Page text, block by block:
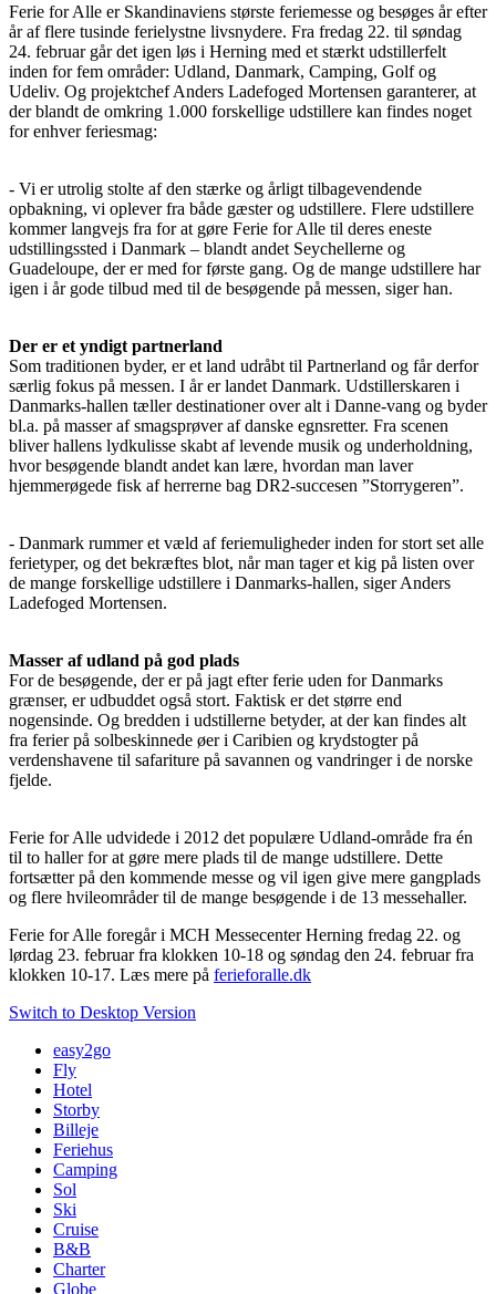
Ferie for Alle er Skandinaviens største feriemesse og besøges år efter
år af flere tusinde ferielystne livsnydere. Fra fredag 22. til søndag
24. februar går det igen løs i Herning med et stærkt udstillerfelt
inden for fem områder: Udland, Danmark, Camping, Golf og
Udeliv. Og projektchef Anders Ladefoged Mortensen garanterer, at
der blandt de omkring 1.000 forskellige udstillere kan findes noget
for enhver feriesmag:
- Vi er utrolig stolte af den stærke og årligt tilbagevendende
opbakning, vi oplever fra både gæster og udstillere. Flere udstillere
kommer langvejs fra for at gøre Ferie for Alle til deres eneste
udstillingssted i Danmark – blandt andet Seychellerne og
Guadeloupe, der er med for første gang. Og de mange udstillere har
igen i år gode tilbud med til de besøgende på messen, siger han.
Der er et yndigt partnerland
Som traditionen byder, er et land udråbt til Partnerland og får derfor
særlig fokus på messen. I år er landet Danmark. Udstillerskaren i
Danmarks-hallen tæller destinationer over alt i Danne-vang og byder
bl.a. på masser af smagsprøver af danske egnsretter. Fra scenen
bliver hallens lydkulisse skabt af levende musik og underholdning,
hvor besøgende blandt andet kan lære, hvordan man laver
hjemmerøgede fisk af herrerne bag DR2-succesen ”Storrygeren”.
- Danmark rummer et væld af feriemuligheder inden for stort set alle
ferietyper, og det bekræftes blot, når man tager et kig på listen over
de mange forskellige udstillere i Danmarks-hallen, siger Anders
Ladefoged Mortensen.
Masser af udland på god plads
For de besøgende, der er på jagt efter ferie uden for Danmarks
grænser, er udbuddet også stort. Faktisk er det større end
nogensinde. Og bredden i udstillerne betyder, at der kan findes alt
fra ferier på solbeskinnede øer i Caribien og krydstogter på
verdenshavene til safariture på savannen og vandringer i de norske
fjelde.
Ferie for Alle udvidede i 2012 det populære Udland-område fra én
til to haller for at gøre mere plads til de mange udstillere. Dette
fortsætter på den kommende messe og vil igen give mere gangplads
og flere hvileområder til de mange besøgende i de 13 messehaller.
Ferie for Alle foregår i MCH Messecenter Herning fredag 22. og
lørdag 23. februar fra klokken 10-18 og søndag den 24. februar fra
klokken 10-17. Læs mere på ferieforalle.dk
Switch to Desktop Version
easy2go
Fly
Hotel
Storby
Billeje
Feriehus
Camping
Sol
Ski
Cruise
B&B
Charter
Globe